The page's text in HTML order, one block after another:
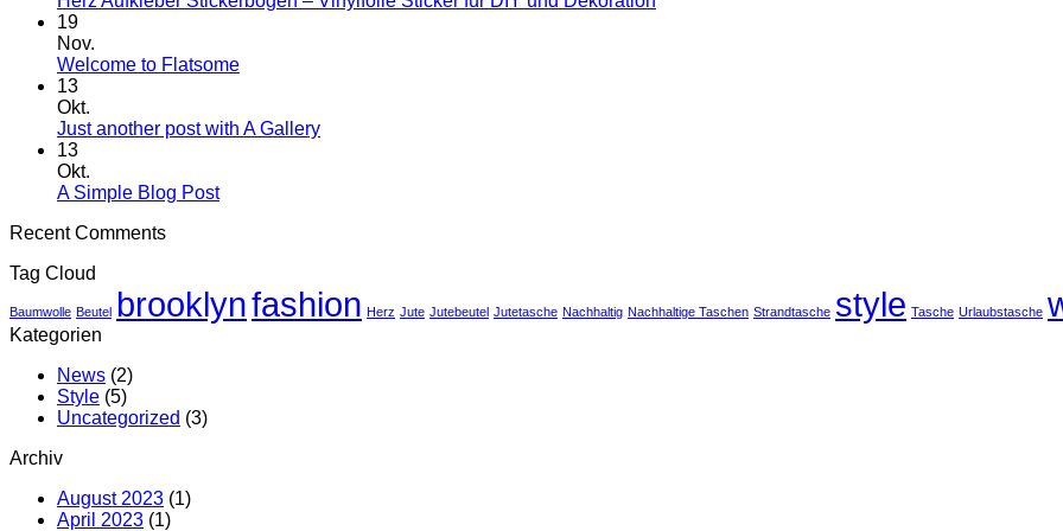
19
Nov.
Welcome to FlatsomeKeine
Welcome
13
Okt.
Just another post with A GalleryKeine
Gallery
13
Okt.
A Simple Blog PostKeine
Blog
Post
Recent Comments
Tag Cloud
Baumwolle Beutel brooklynfashion Herz Jute Jutebeutel Jutetasche Nachhaltig Nachhaltige Taschen Strandtasche style Tasche Urlaubstasche
Kategorien
News (2)
Style (5)
Uncategorized (3)
Archiv
August 2023 (1)
April 2023 (1)